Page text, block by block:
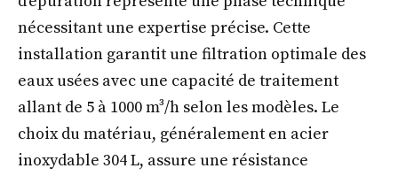
nécessitant une expertise précise. Cette
installation garantit une filtration optimale des
eaux usées avec une capacité de traitement
allant de 5 à 1000 m³/h selon les modèles. Le
choix du matériau, généralement en acier
inoxydable 304 L, assure une résistance